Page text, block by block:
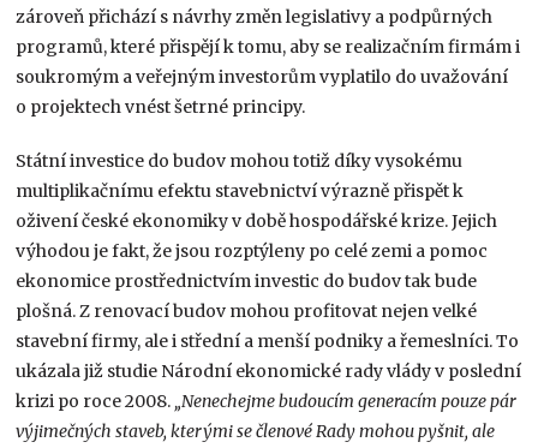
zároveň přichází s návrhy změn legislativy a podpůrných
programů, které přispějí k tomu, aby se realizačním firmám i
soukromým a veřejným investorům vyplatilo do uvažování
o projektech vnést šetrné principy.
Státní investice do budov mohou totiž díky vysokému
multiplikačnímu efektu stavebnictví výrazně přispět k
oživení české ekonomiky v době hospodářské krize. Jejich
výhodou je fakt, že jsou rozptýleny po celé zemi a pomoc
ekonomice prostřednictvím investic do budov tak bude
plošná. Z renovací budov mohou profitovat nejen velké
stavební firmy, ale i střední a menší podniky a řemeslníci. To
ukázala již studie Národní ekonomické rady vlády v poslední
krizi po roce 2008. „Nenechejme budoucím generacím pouze pár
výjimečných staveb, kterými se členové Rady mohou pyšnit, ale